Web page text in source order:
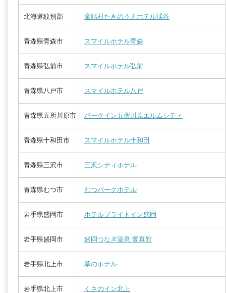
北海道紋別郡 童話村たきのうえホテル渓谷
青森県青森市 スマイルホテル青森
青森県弘前市 スマイルホテル弘前
青森県八戸市 スマイルホテル八戸
青森県五所川原市 パークイン五所川原エルムシティ
青森県十和田市 スマイルホテル十和田
青森県三沢市 三沢シティホテル
青森県むつ市 むつパークホテル
岩手県盛岡市 ホテルブライトイン盛岡
岩手県盛岡市 盛岡つなぎ温泉 愛真館
岩手県北上市 草のホテル
岩手県北上市 くさのイン北上